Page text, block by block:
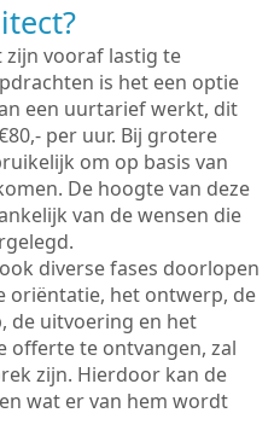
zijn vooraf lastig te
is het een optie
een uurtarief werkt, dit
per uur. Bij grotere
om op basis van
De hoogte van deze
van de wensen die
diverse fases doorlopen
oriëntatie, het ontwerp, de
de uitvoering en het
offerte te ontvangen, zal
zijn. Hierdoor kan de
wat er van hem wordt